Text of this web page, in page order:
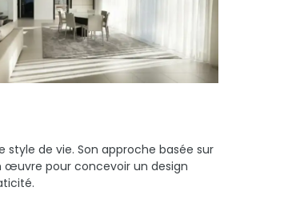
de vie. Son approche basée sur
œuvre pour concevoir un design